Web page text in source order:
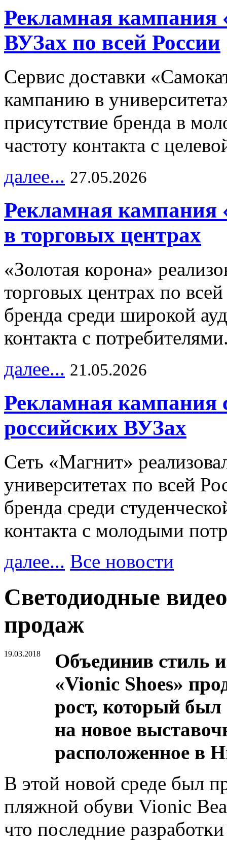
Рекламная кампания
ВУЗах по всей России
Сервис доставки
кампанию в
присутствие бренда в
частоту контакта с
далее... 27.05.2026
Рекламная кампания
в торговых центрах
«Золотая корона»
торговых центрах по
бренда среди широкой
контакта с
далее... 21.05.2026
Рекламная кампания
российских ВУЗах
Сеть «Магнит»
университетах по всей
бренда среди
контакта с молодыми
далее... Все новости
Светодиодные
продаж
19.03.2018
Объединив стиль
«Vionic Shoes»
рост, который
на новое
расположенное в
В этой новой среде был
пляжной обуви Vionic
что последние